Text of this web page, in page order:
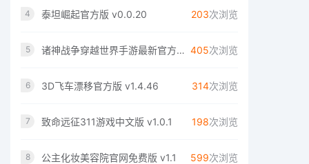
4 泰坦崛起官方版 v0.0.20 203次浏览
5 诸神战争穿越世界手游最新官方版 v1.0.10 405次浏览
6 3D飞车漂移官方版 v1.4.46 314次浏览
7 致命远征311游戏中文版 v1.0.1 198次浏览
8 公主化妆美容院官网免费版 v1.1 599次浏览